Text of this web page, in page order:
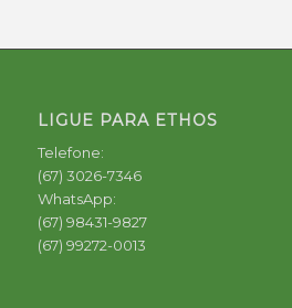
LIGUE PARA ETHOS
Telefone:
(67) 3026-7346
WhatsApp:
(67) 98431-9827
(67) 99272-0013